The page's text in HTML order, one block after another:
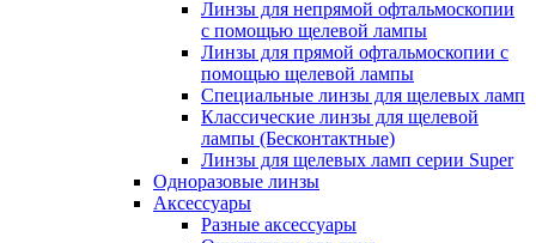
Линзы для непрямой офтальмоскопии
с помощью щелевой лампы
Линзы для прямой офтальмоскопии с
помощью щелевой лампы
Специальные линзы для щелевых ламп
Классические линзы для щелевой
лампы (Бесконтактные)
Линзы для щелевых ламп серии Super
Одноразовые линзы
Аксессуары
Разные аксессуары